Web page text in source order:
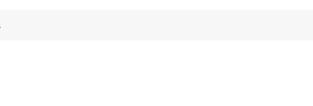
und Landschaft